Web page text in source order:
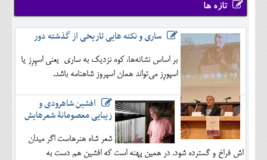
تازه ها
ساری و نکته هایی تاریخی از گذشته دور
بر اساس نشانه‌ها، کوه نزدیک به ساری یعنی اسپِرِز یا
اسپورِز می‌تواند همان اسپروز شاهنامه باشد.
افشین شاهرودی و
زیبایی معصومانۀ شعرهایش
شعر شاه هنرهاست اگر میدان
اش فراخ و گسترده شود. در همین پهنه است که افشین هم دست به